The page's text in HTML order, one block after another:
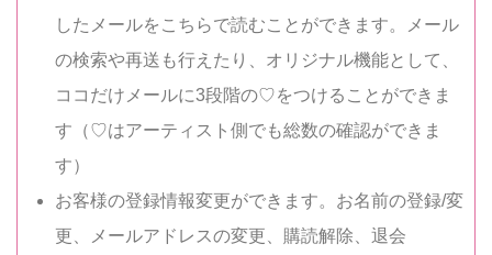
したメールをこちらで読むことができます。メール
の検索や再送も行えたり、オリジナル機能として、
ココだけメールに3段階の♡をつけることができま
す（♡はアーティスト側でも総数の確認ができま
す）
お客様の登録情報変更ができます。お名前の登録/変
更、メールアドレスの変更、購読解除、退会